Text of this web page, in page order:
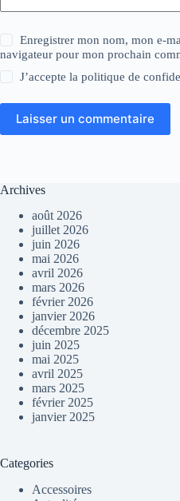
Enregistrer mon nom, mon e-
navigateur pour mon prochain
J’accepte lapolitique de
Laisser un commentaire
Archives
août 2026
juillet 2026
juin 2026
mai 2026
avril 2026
mars 2026
février 2026
janvier 2026
décembre 2025
juin 2025
mai 2025
avril 2025
mars 2025
février 2025
janvier 2025
Categories
Accessoires